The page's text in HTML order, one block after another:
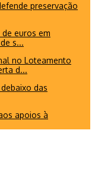
preservação
euros em
s...
no Loteamento
d...
das
apoios à